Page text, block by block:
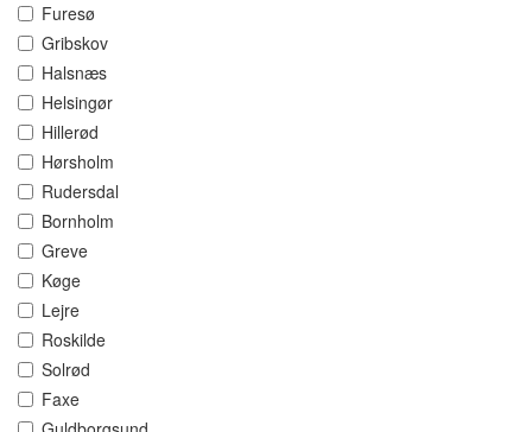
Furesø
Gribskov
Halsnæs
Helsingør
Hillerød
Hørsholm
Rudersdal
Bornholm
Greve
Køge
Lejre
Roskilde
Solrød
Faxe